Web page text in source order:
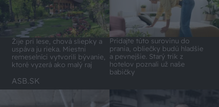
Žije pri lese, chová sliepky a
uspáva ju rieka. Miestni
remeselníci vytvorili bývanie,
ktoré vyzerá ako malý raj
Pridajte túto surovinu do
prania, obliečky budú hladšie
a pevnejšie. Starý trik z
hotelov poznali už naše
babičky
ASB.SK